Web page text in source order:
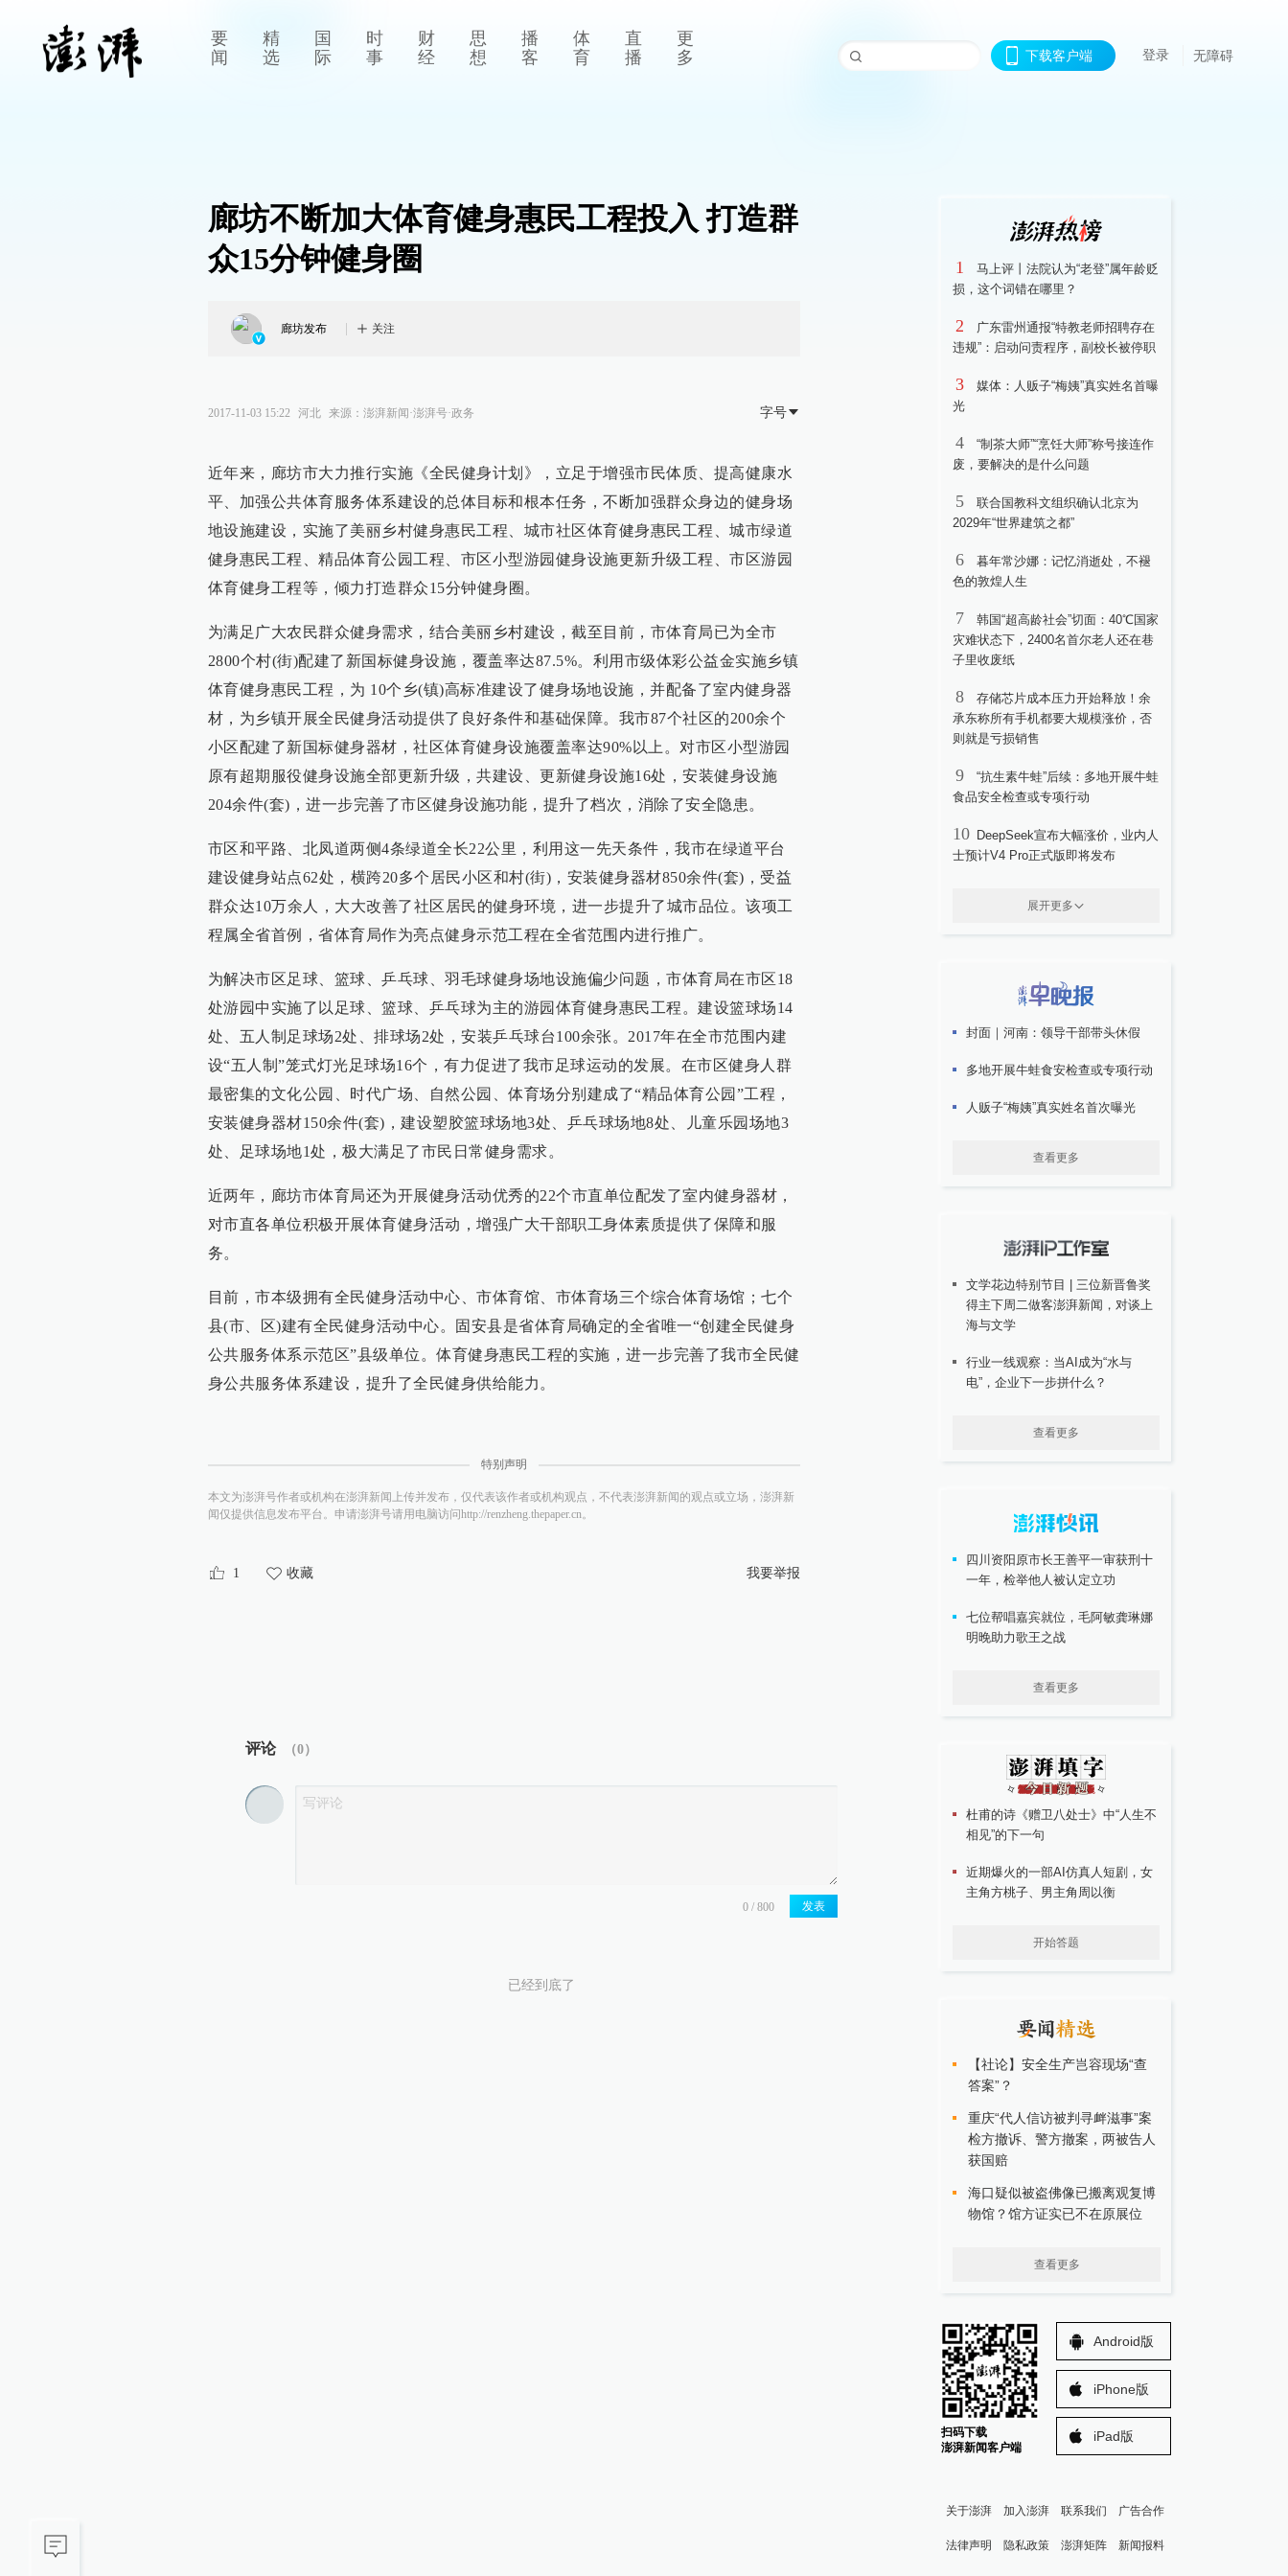
要
闻
精
选
国
际
时
事
财
经
思
想
播
客
体
育
直
播
更
多
下载客户端 登录 无障碍
廊坊不断加大体育健身惠民工程投入 打造群
众15分钟健身圈
廊坊发布 关注
2017-11-03 15:22 河北 来源： 澎湃新闻·澎湃号·政务 字号
近年来，廊坊市大力推行实施《全民健身计划》，立足于增强市民体质、提高健康水
平、加强公共体育服务体系建设的总体目标和根本任务，不断加强群众身边的健身场
地设施建设，实施了美丽乡村健身惠民工程、城市社区体育健身惠民工程、城市绿道
健身惠民工程、精品体育公园工程、市区小型游园健身设施更新升级工程、市区游园
体育健身工程等，倾力打造群众15分钟健身圈。
为满足广大农民群众健身需求，结合美丽乡村建设，截至目前，市体育局已为全市
2800个村(街)配建了新国标健身设施，覆盖率达87.5%。利用市级体彩公益金实施乡镇
体育健身惠民工程，为 10个乡(镇)高标准建设了健身场地设施，并配备了室内健身器
材，为乡镇开展全民健身活动提供了良好条件和基础保障。我市87个社区的200余个
小区配建了新国标健身器材，社区体育健身设施覆盖率达90%以上。对市区小型游园
原有超期服役健身设施全部更新升级，共建设、更新健身设施16处，安装健身设施
204余件(套)，进一步完善了市区健身设施功能，提升了档次，消除了安全隐患。
市区和平路、北凤道两侧4条绿道全长22公里，利用这一先天条件，我市在绿道平台
建设健身站点62处，横跨20多个居民小区和村(街)，安装健身器材850余件(套)，受益
群众达10万余人，大大改善了社区居民的健身环境，进一步提升了城市品位。该项工
程属全省首例，省体育局作为亮点健身示范工程在全省范围内进行推广。
为解决市区足球、篮球、乒乓球、羽毛球健身场地设施偏少问题，市体育局在市区18
处游园中实施了以足球、篮球、乒乓球为主的游园体育健身惠民工程。建设篮球场14
处、五人制足球场2处、排球场2处，安装乒乓球台100余张。2017年在全市范围内建
设“五人制”笼式灯光足球场16个，有力促进了我市足球运动的发展。在市区健身人群
最密集的文化公园、时代广场、自然公园、体育场分别建成了“精品体育公园”工程，
安装健身器材150余件(套)，建设塑胶篮球场地3处、乒乓球场地8处、儿童乐园场地3
处、足球场地1处，极大满足了市民日常健身需求。
近两年，廊坊市体育局还为开展健身活动优秀的22个市直单位配发了室内健身器材，
对市直各单位积极开展体育健身活动，增强广大干部职工身体素质提供了保障和服
务。
目前，市本级拥有全民健身活动中心、市体育馆、市体育场三个综合体育场馆；七个
县(市、区)建有全民健身活动中心。固安县是省体育局确定的全省唯一“创建全民健身
公共服务体系示范区”县级单位。体育健身惠民工程的实施，进一步完善了我市全民健
身公共服务体系建设，提升了全民健身供给能力。
特别声明
本文为澎湃号作者或机构在澎湃新闻上传并发布，仅代表该作者或机构观点，不代表澎湃新闻的观点或立场，澎湃新
闻仅提供信息发布平台。申请澎湃号请用电脑访问http://renzheng.thepaper.cn。
1 收藏 我要举报
评论 （0）
发表
已经到底了
1
马上评丨法院认为“老登”属年龄贬
损，这个词错在哪里？
2
广东雷州通报“特教老师招聘存在
违规”：启动问责程序，副校长被停职
3
媒体：人贩子“梅姨”真实姓名首曝
光
4
“制茶大师”“烹饪大师”称号接连作
废，要解决的是什么问题
5
联合国教科文组织确认北京为
2029年“世界建筑之都”
6
暮年常沙娜：记忆消逝处，不褪
色的敦煌人生
7
韩国“超高龄社会”切面：40℃国家
灾难状态下，2400名首尔老人还在巷
子里收废纸
8
存储芯片成本压力开始释放！余
承东称所有手机都要大规模涨价，否
则就是亏损销售
9
“抗生素牛蛙”后续：多地开展牛蛙
食品安全检查或专项行动
10 DeepSeek宣布大幅涨价，业内人
士预计V4 Pro正式版即将发布
展开更多
封面｜河南：领导干部带头休假
多地开展牛蛙食安检查或专项行动
人贩子“梅姨”真实姓名首次曝光
查看更多
文学花边特别节目 | 三位新晋鲁奖
得主下周二做客澎湃新闻，对谈上
海与文学
行业一线观察：当AI成为“水与
电”，企业下一步拼什么？
查看更多
四川资阳原市长王善平一审获刑十
一年，检举他人被认定立功
七位帮唱嘉宾就位，毛阿敏龚琳娜
明晚助力歌王之战
查看更多
杜甫的诗《赠卫八处士》中“人生不
相见”的下一句
近期爆火的一部AI仿真人短剧，女
主角方桃子、男主角周以衡
开始答题
【社论】安全生产岂容现场“查
答案”？
重庆“代人信访被判寻衅滋事”案
检方撤诉、警方撤案，两被告人
获国赔
海口疑似被盗佛像已搬离观复博
物馆？馆方证实已不在原展位
查看更多
扫码下载
澎湃新闻客户端
Android版
iPhone版
iPad版
关于澎湃 加入澎湃 联系我们 广告合作
法律声明 隐私政策 澎湃矩阵 新闻报料